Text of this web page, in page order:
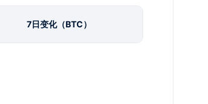
7日变化（BTC）